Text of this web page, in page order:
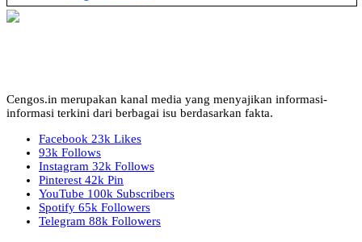
Cengos.in merupakan kanal media yang menyajikan informasi-
informasi terkini dari berbagai isu berdasarkan fakta.
Facebook 23k Likes
93k Follows
Instagram 32k Follows
Pinterest 42k Pin
YouTube 100k Subscribers
Spotify 65k Followers
Telegram 88k Followers